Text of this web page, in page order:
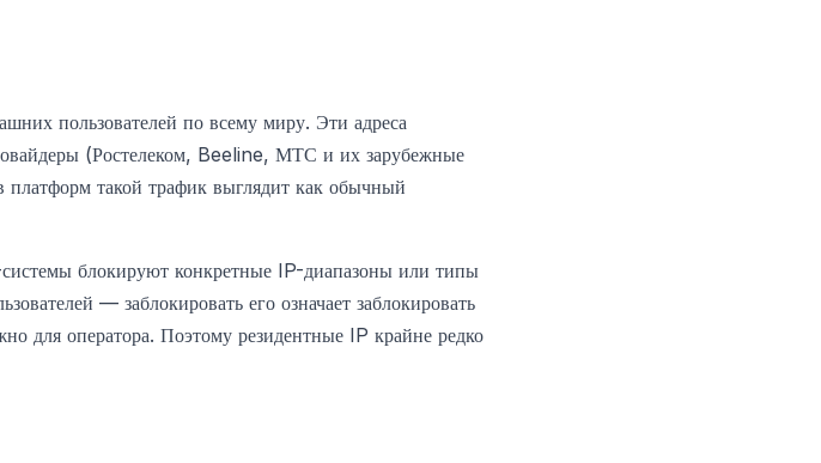
пользователей по всему миру. Эти адреса
(Ростелеком, Beeline, МТС и их зарубежные
такой трафик выглядит как обычный
блокируют конкретные IP-диапазоны или типы
— заблокировать его означает заблокировать
для оператора. Поэтому резидентные IP крайне редко